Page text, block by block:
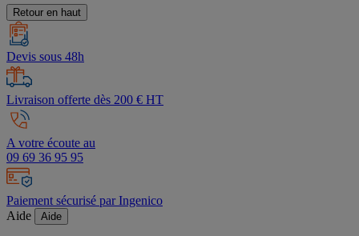
Retour en haut
Devis sous 48h
Livraison offerte dès 200 € HT
A votre écoute au
09 69 36 95 95
Paiement sécurisé par Ingenico
Aide
Aide